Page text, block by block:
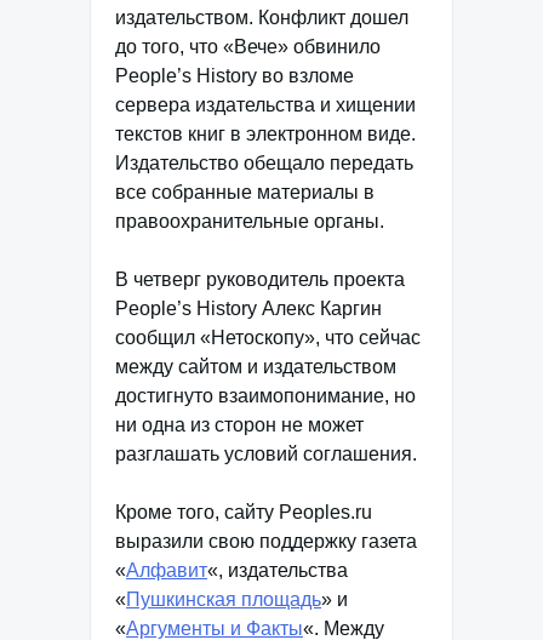
издательством. Конфликт дошел
до того, что «Вече» обвинило
People’s History во взломе
сервера издательства и хищении
текстов книг в электронном виде.
Издательство обещало передать
все собранные материалы в
правоохранительные органы.
В четверг руководитель проекта
People’s History Алекс Каргин
сообщил «Нетоскопу», что сейчас
между сайтом и издательством
достигнуто взаимопонимание, но
ни одна из сторон не может
разглашать условий соглашения.
Кроме того, сайту Peoples.ru
выразили свою поддержку газета
«Алфавит«, издательства
«Пушкинская площадь» и
«Аргументы и Факты«. Между